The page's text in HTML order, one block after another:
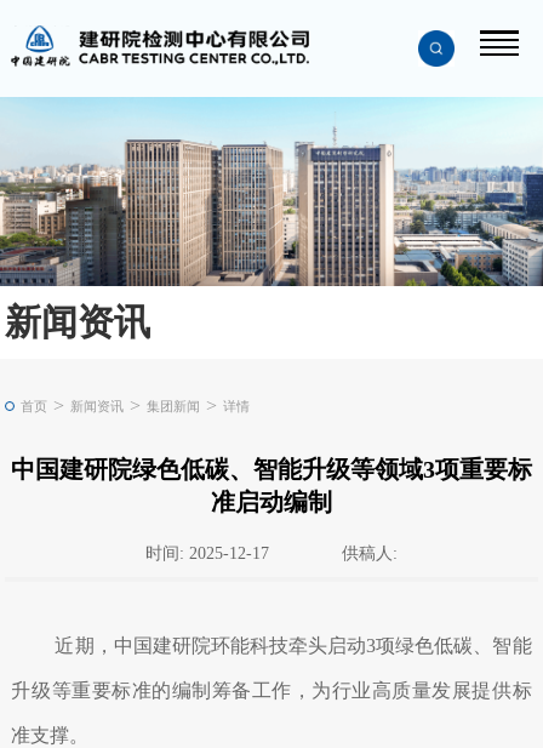
新闻资讯
首页 > 新闻资讯 > 集团新闻 > 详情
中国建研院绿色低碳、智能升级等领域3项重要标
准启动编制
时间: 2025-12-17 供稿人:
近期，中国建研院环能科技牵头启动3项绿色低碳、智能
升级等重要标准的编制筹备工作，为行业高质量发展提供标
准支撑。